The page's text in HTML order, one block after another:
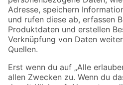
Zahlungsarten
Sicher einkaufen